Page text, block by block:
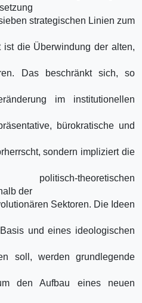
strategischen Linien zum
ist die Überwindung der alten,
Das beschränkt sich, so
im institutionellen
bürokratische und
sondern impliziert die
theoretischen
der
Sektoren. Die Ideen
und eines ideologischen
soll, werden grundlegende
den Aufbau eines neuen